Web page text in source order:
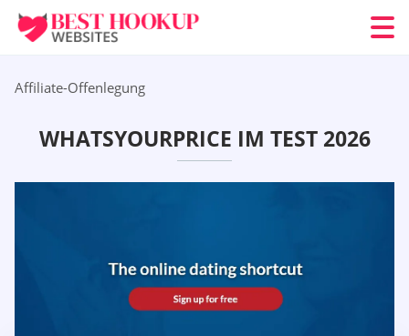
Affiliate-Offenlegung
WHATSYOURPRICE IM TEST 2026